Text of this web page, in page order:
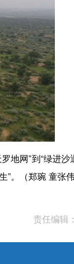
网”到“绿进沙
。（郑琬 童张伟
责任编辑